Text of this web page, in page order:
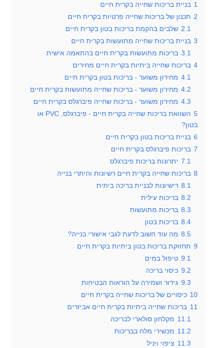
1 בניית בריכות שחייה בקרית חיים
2 תכנון של בריכות שחייה פרטיות בקרית חיים
2.1 שלבים בהקמת בריכות בטון בקרית חיים
3 בניית בריכות שחייה מתועשות בקרית חיים
3.1 בריכות מתועשות בקרית חיים בהתאמה אישית
4 בריכות שחייה ביתיות בקרית חיים מחירים
4.1 מחירון משוער - בריכות בטון בקרית חיים
4.2 מחירון משוער - בריכות שחייה מתועשות בקרית חיים
4.3 מחירון משוער - בריכות שחייה פיברגלס בקרית חיים
5
השוואת בריכות שחייה בקרית חיים - פיברגלס, PVC או
בטון?
6 בניית בריכות בטון בקרית חיים
7 בריכות פיברגלס בקרית חיים
7.1 יתרונות בריכות פיברגלס
8 בריכות שחייה בקרית חיים רשיונות והיתרי בנייה
8.1 רישיונות לבניית בריכה ביתית
8.2 בריכות עילית
8.3 בריכות מתועשות
8.4 בריכות בטון
8.5 מה עוד חשוב לדעת לגבי אישורי בנייה?
9 תחזוקת בריכות בטון ביתיות בקרית חיים
9.1 טיפול במים
9.2 כיסוי בריכה
9.3 גידור ושמירה על הוראות הבטיחות
10 כיסויים של בריכות שחייה בקרית חיים
11 בריכות שחייה ביתיות בקרית חיים אביזרים
11.1 מקלחון סולארי לבריכה
11.2 מכשירי מלח בבריכות
11.3 ציפוי ויניל